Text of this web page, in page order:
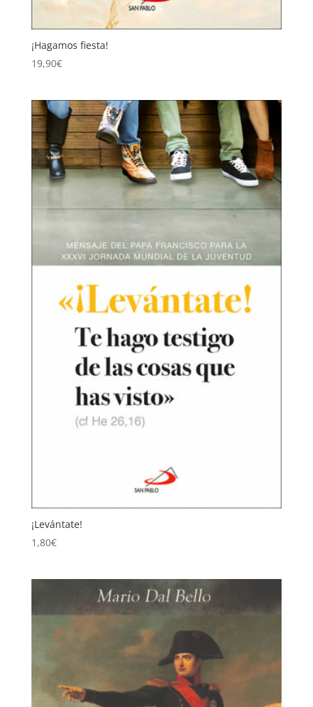
¡Hagamos fiesta!
19,90€
¡Levántate!
1,80€